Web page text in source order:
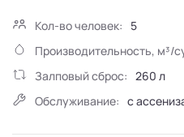
Кол-во человек:
5
Производительность, м³/
Залповый сброс: 260 л
Обслуживание: с